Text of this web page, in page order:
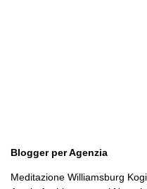
Blogger per Agenzia
Meditazione Williamsburg